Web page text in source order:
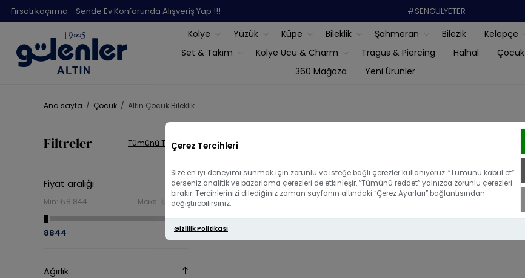
Çerez Tercihleri
Size en iyi deneyimi sunmak için zorunlu ve isteğe bağlı çerezler kullanıyoruz. “Tümünü kabul et”
derseniz analitik ve pazarlama çerezleri de etkinleşir. “Tümünü reddet” yalnızca zorunlu çerezleri
bırakır. Tercihlerinizi dilediğiniz zaman sayfanın altındaki “Çerez Ayarları” bağlantısından
değiştirebilirsiniz.
Gizlilik Politikası
Fırsatı kaçırma - Sende Ev Konforunda Alışveriş Yap !!! #SENGULYETER
Kolye Yüzük Küpe Bileklik Şahmeran Bilezik
Kelepçe
Set & Takım
Kolye Ucu & Charm Tragus & Piercing Halhal
Çocuk
360 Mağaza
Yeni Ürünler
Ana sayfa / Çocuk / Altın Çocuk Bileklik
Filtreler Tümünü Temizle
Fiyat aralığı
Min: ₺8.844 Maks: ₺26.718
8844 26718
Ağırlık
Altın Çocuk Bileklik
14 Ayar